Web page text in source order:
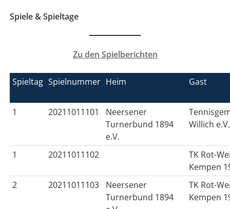
Spiele & Spieltage
Zu den Spielberichten
Spieltag Spielnummer Heim Gast
1 20211011101
Neersener
Turnerbund 1894
e.V.
Willich e.V.
1 20211011102
TK Rot-
Kempen
2
20211011103
Neersener
Turnerbund 1894
TK Rot-
Kempen